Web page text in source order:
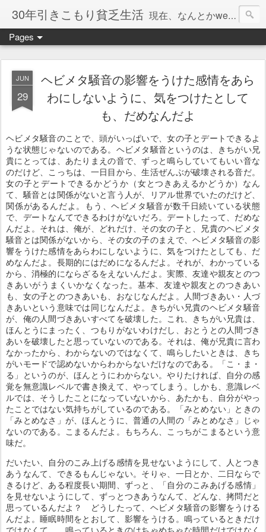
30年引きこもり貧乏生活 現在、なんとかweb系の仕事で食べています。このブログで扱う問題は「この世とはなにか」「人生とはなにか」「人間とはなにか」「強迫神経症の原因と解決法」「うつ病の原因と寄り添う方法」「家族の問題」などについてです。
Pages
JUN
29
ヘビメタ騒音の影響をうけた感情をあら
わにしないように、気をつけたとして
も、だめなんだよ
ヘビメタ騒音のことで、頭がいっぱいで、女の子とデートできるよ
うな状態じゃないのである。ヘビメタ騒音というのは、きちがい兄
貴にとっては、あたりまえの音で、ずっと鳴らしていてもいい音な
のだけど、こっちは、一日目から、生活ぜんぶが破壊される音だ。
女の子とデートできるかどうか（女とつきあえるかどうか）なん
て、騒音とは関係がないと言う人が、リアル世界でいたのだけど、
関係があるんだよ。もう、ヘビメタ騒音が数千日続いている状態
で、デートなんてできるわけがないだろ。デートしたって、だめな
んだよ。それは、俺が、どれだけ、その女の子と、兄貴のヘビメタ
騒音とは関係がないから、その女の子のまえで、ヘビメタ騒音の影
響をうけた感情をあらわにしないように、気をつけたとしても、だ
めなんだよ。長期的にはだめになるんだよ。それが、わかっている
から、消極的にならざるをえないんだよ。実際、友達や親友とのつ
きあいがうまくいかなくなった。基本、友達や親友とのつきあい
も、女の子とのつきあいも、おなじなんだよ。人間づきあい・人づ
きあいという意味では同じなんだよ。きちがい兄貴のヘビメタ騒音
が、俺の人間づきあいすべてを破壊した。これ、きちがい兄貴は、
ほんとうにまったく、つもりがないわけだし、おとうとの人間づき
あいを破壊したと思っていないのである。それは、俺が兄貴に言わ
なかったから、わからないのではなくて、鳴らしたいときは、きち
がいモードで認めないからわからないだけなのである。「こ・ま・
る」というのが、ほんとうにわからない。やりたければ、自分の感
覚を無意識レベルで書き換えて、やってしまう。しかも、意識レベ
ルでは、そうしたことになっていないから、あたかも、自分がやっ
たことではない気持ちがしているのである。「みとめない」ときの
「みとめなさ」が、ほんとうに、普通の人間の「みとめなさ」じゃ
ないのである。こまるんだよ。もちろん、こっちがこまるという意
味だ。
だいたい、自分のこみ上げる感情を見せないようにして、人とつき
あうなんて、できるもんじゃない。そりゃ、一日とか、二日ならで
きるけど、ある程度長い期間、ずっと、「自分のこみあげる感情」
を見せないようにして、ずっとつきあうなんて、どんな、拷問だと
思っているんだよ？ どうしたって、ヘビメタ騒音の影響をうける
んだよ。睡眠時間をとおして、影響をうける。鳴っているときだけ
ではなくて……鳴っているときのはちゃめちゃな時間だけではなく